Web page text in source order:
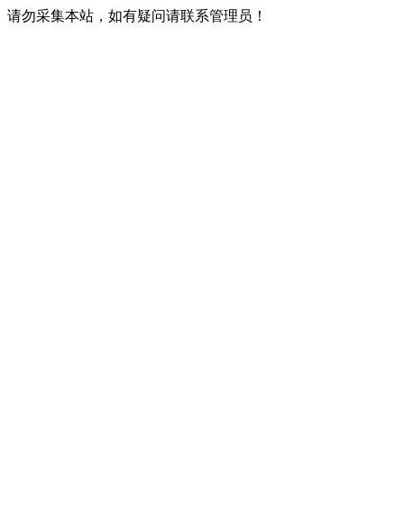
请勿采集本站，如有疑问请联系管理员！